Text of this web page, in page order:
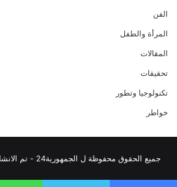
الفن
المرأة والطفل
المقالات
تحقيقات
تكنولوجيا وتطور
خواطر
جميع الحقوق محفوظة ل الجمهورية24 - تم الانشاء عن طريق فاست برو